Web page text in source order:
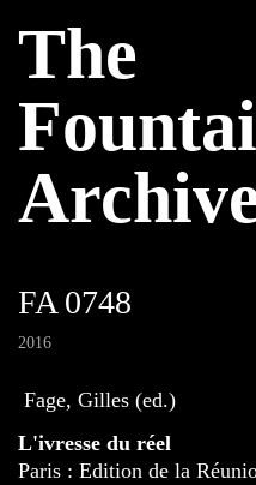
The
FA 0748
2016
Fage, Gilles (ed.)
L'ivresse du réel
Paris : Edition de la